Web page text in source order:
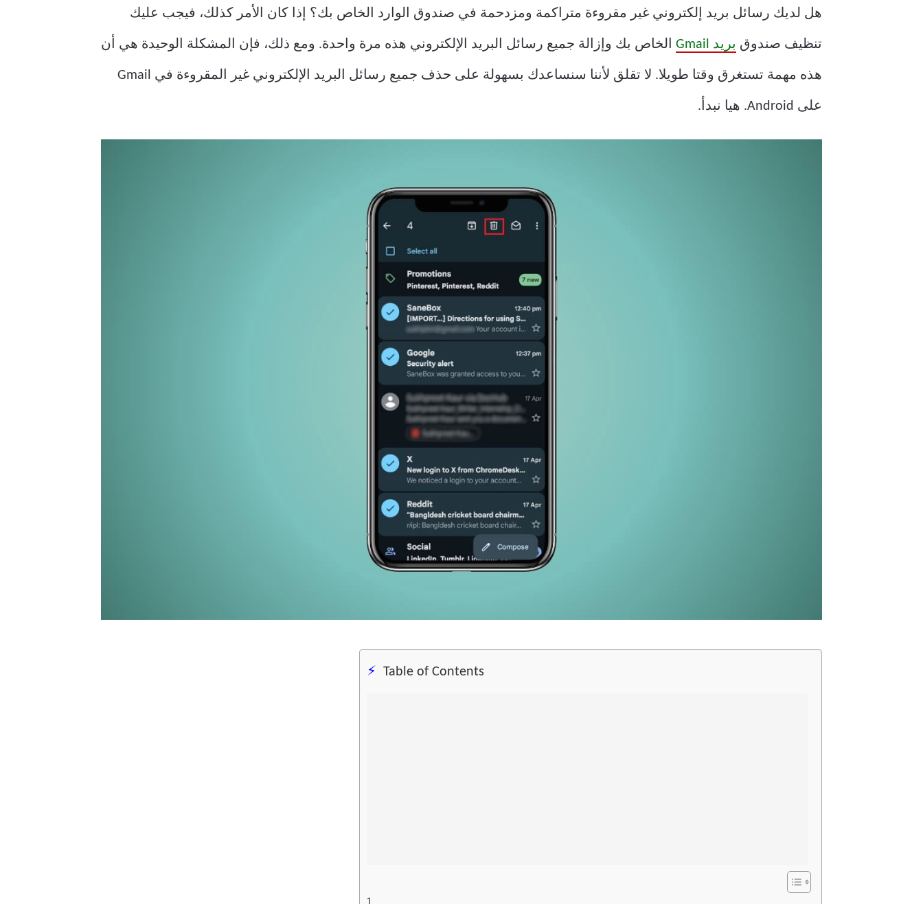
هل لديك رسائل بريد إلكتروني غير مقروءة متراكمة ومزدحمة في صندوق الوارد الخاص بك؟ إذا كان الأمر كذلك، فيجب عليك
تنظيف صندوق بريد Gmail الخاص بك وإزالة جميع رسائل البريد الإلكتروني هذه مرة واحدة. ومع ذلك، فإن المشكلة الوحيدة هي أن
هذه مهمة تستغرق وقتا طويلا. لا تقلق لأننا سنساعدك بسهولة على حذف جميع رسائل البريد الإلكتروني غير المقروءة في Gmail
على Android. هيا نبدأ.
Table of Contents